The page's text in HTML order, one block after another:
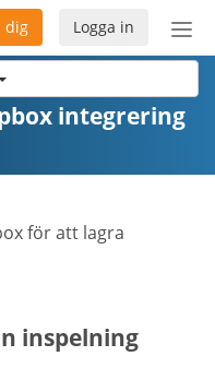
Logga in
dig
integrering
för att lagra
inspelning